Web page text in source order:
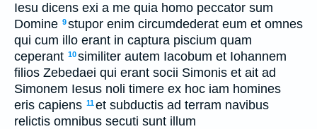
Iesu dicens exi a me quia homo peccator sum
Domine 9stupor enim circumdederat eum et omnes
qui cum illo erant in captura piscium quam
ceperant 10similiter autem Iacobum et Iohannem
filios Zebedaei qui erant socii Simonis et ait ad
Simonem Iesus noli timere ex hoc iam homines
eris capiens 11et subductis ad terram navibus
relictis omnibus secuti sunt illum